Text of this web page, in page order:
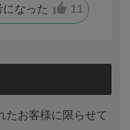
った！
になった 11
お客様に限らせて